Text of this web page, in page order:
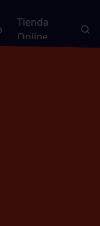
Tienda
Online